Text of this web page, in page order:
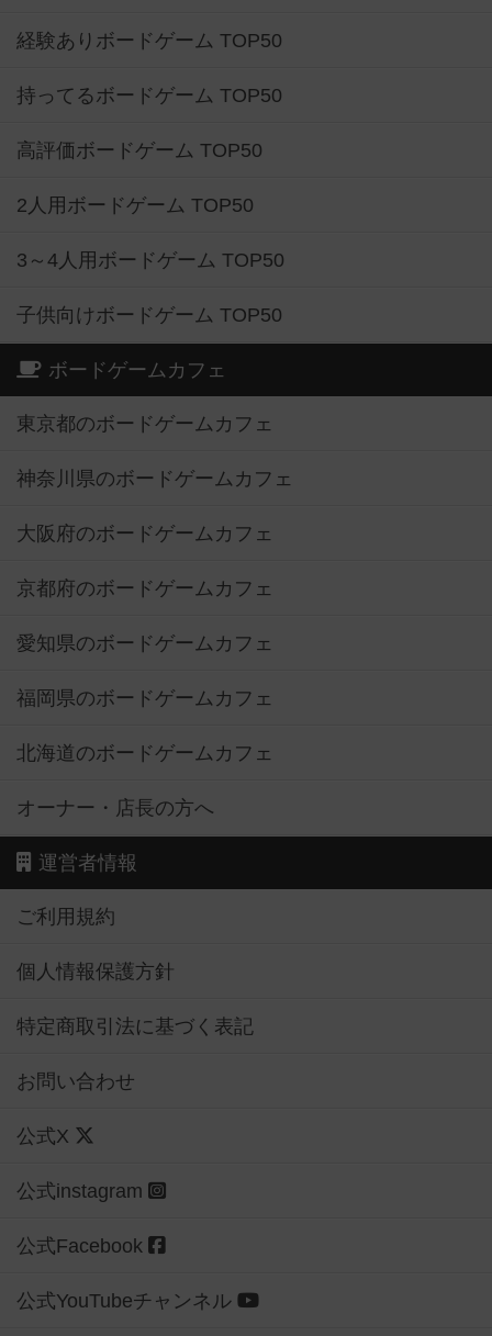
経験ありボードゲーム TOP50
持ってるボードゲーム TOP50
高評価ボードゲーム TOP50
2人用ボードゲーム TOP50
3～4人用ボードゲーム TOP50
子供向けボードゲーム TOP50
ボードゲームカフェ
東京都のボードゲームカフェ
神奈川県のボードゲームカフェ
大阪府のボードゲームカフェ
京都府のボードゲームカフェ
愛知県のボードゲームカフェ
福岡県のボードゲームカフェ
北海道のボードゲームカフェ
オーナー・店長の方へ
運営者情報
ご利用規約
個人情報保護方針
特定商取引法に基づく表記
お問い合わせ
公式X
公式instagram
公式Facebook
公式YouTubeチャンネル